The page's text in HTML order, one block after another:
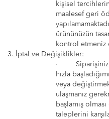
kişisel
maalesef geri
ürününüzün
kontrol etmeniz
3. İptal ve Değişiklikler:
·
hızla
veya
ulaşmanız
başlamış
taleplerini